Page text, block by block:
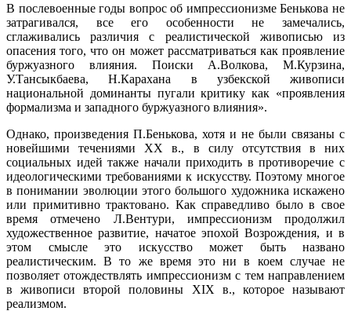
В послевоенные годы вопрос об импрессионизме Бенькова не
затрагивался, все его особенности не замечались,
сглаживались различия с реалистической живописью из
опасения того, что он может рассматриваться как проявление
буржуазного влияния. Поиски А.Волкова, М.Курзина,
У.Тансыкбаева, Н.Карахана в узбекской живописи
национальной доминанты пугали критику как «проявления
формализма и западного буржуазного влияния».
Однако, произведения П.Бенькова, хотя и не были связаны с
новейшими течениями XX в., в силу отсутствия в них
социальных идей также начали приходить в противоречие с
идеологическими требованиями к искусству. Поэтому многое
в понимании эволюции этого большого художника искажено
или примитивно трактовано. Как справедливо было в свое
время отмечено Л.Вентури, импрессионизм продолжил
художественное развитие, начатое эпохой Возрождения, и в
этом смысле это искусство может быть названо
реалистическим. В то же время это ни в коем случае не
позволяет отождествлять импрессионизм с тем направлением
в живописи второй половины XIX в., которое называют
реализмом.